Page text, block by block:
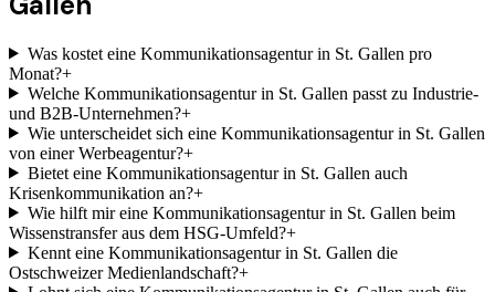
Was kostet eine Kommunikationsagentur in St. Gallen pro
Monat?+
Welche Kommunikationsagentur in St. Gallen passt zu Industrie-
und B2B-Unternehmen?+
Wie unterscheidet sich eine Kommunikationsagentur in St. Gallen
von einer Werbeagentur?+
Bietet eine Kommunikationsagentur in St. Gallen auch
Krisenkommunikation an?+
Wie hilft mir eine Kommunikationsagentur in St. Gallen beim
Wissenstransfer aus dem HSG-Umfeld?+
Kennt eine Kommunikationsagentur in St. Gallen die
Ostschweizer Medienlandschaft?+